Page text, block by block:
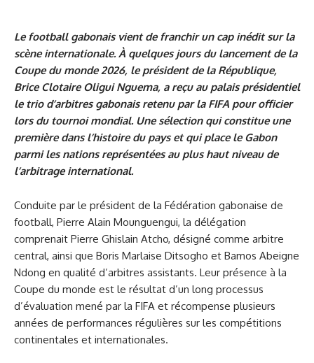
Le football gabonais vient de franchir un cap inédit sur la
scène internationale. À quelques jours du lancement de la
Coupe du monde 2026, le président de la République,
Brice Clotaire Oligui Nguema, a reçu au palais présidentiel
le trio d’arbitres gabonais retenu par la FIFA pour officier
lors du tournoi mondial. Une sélection qui constitue une
première dans l’histoire du pays et qui place le Gabon
parmi les nations représentées au plus haut niveau de
l’arbitrage international.
Conduite par le président de la Fédération gabonaise de
football, Pierre Alain Mounguengui, la délégation
comprenait Pierre Ghislain Atcho, désigné comme arbitre
central, ainsi que Boris Marlaise Ditsogho et Bamos Abeigne
Ndong en qualité d’arbitres assistants. Leur présence à la
Coupe du monde est le résultat d’un long processus
d’évaluation mené par la FIFA et récompense plusieurs
années de performances régulières sur les compétitions
continentales et internationales.